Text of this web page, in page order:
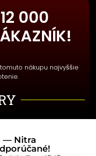
000
nákupu najvyššie
— Nitra